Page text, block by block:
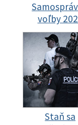
voľby
Staň sa